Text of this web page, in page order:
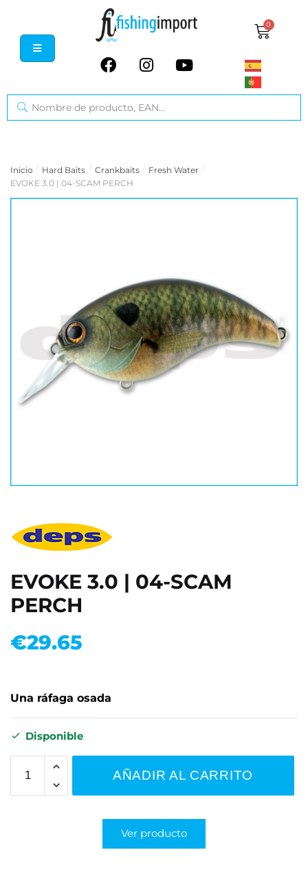
0
Inicio / Hard Baits / Crankbaits / Fresh Water /
EVOKE 3.0 | 04-SCAM PERCH
EVOKE 3.0 | 04-SCAM
PERCH
€29.65
Una ráfaga osada
Disponible
AÑADIR AL CARRITO
Ver producto